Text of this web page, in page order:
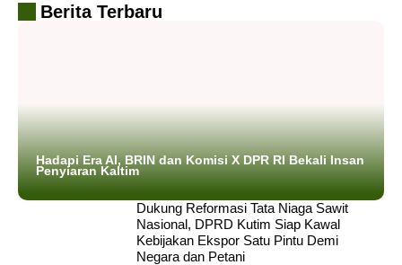
Berita Terbaru
Hadapi Era AI, BRIN dan Komisi X DPR RI Bekali Insan
Penyiaran Kaltim
Dukung Reformasi Tata Niaga Sawit
Nasional, DPRD Kutim Siap Kawal
Kebijakan Ekspor Satu Pintu Demi
Negara dan Petani